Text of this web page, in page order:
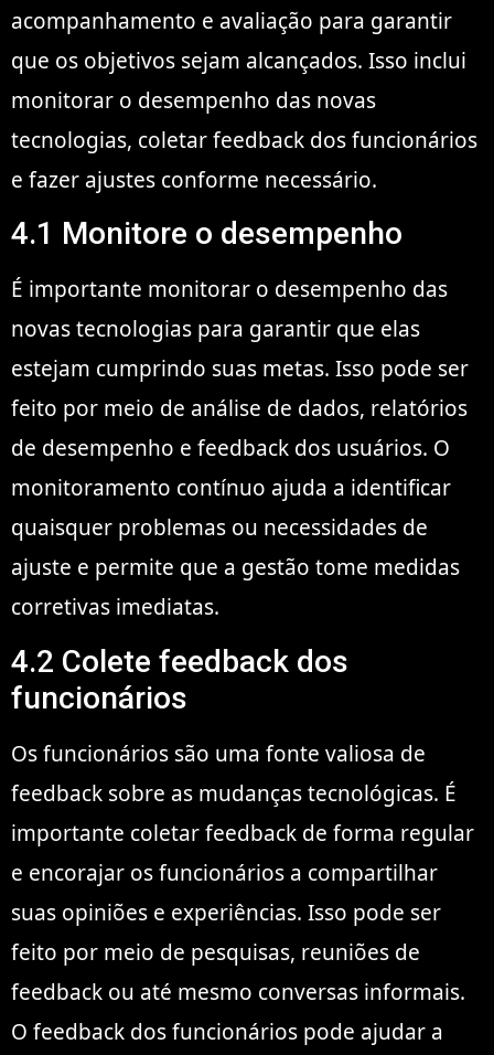
acompanhamento e avaliação para garantir
que os objetivos sejam alcançados. Isso inclui
monitorar o desempenho das novas
tecnologias, coletar feedback dos funcionários
e fazer ajustes conforme necessário.
4.1 Monitore o desempenho
É importante monitorar o desempenho das
novas tecnologias para garantir que elas
estejam cumprindo suas metas. Isso pode ser
feito por meio de análise de dados, relatórios
de desempenho e feedback dos usuários. O
monitoramento contínuo ajuda a identificar
quaisquer problemas ou necessidades de
ajuste e permite que a gestão tome medidas
corretivas imediatas.
4.2 Colete feedback dos
funcionários
Os funcionários são uma fonte valiosa de
feedback sobre as mudanças tecnológicas. É
importante coletar feedback de forma regular
e encorajar os funcionários a compartilhar
suas opiniões e experiências. Isso pode ser
feito por meio de pesquisas, reuniões de
feedback ou até mesmo conversas informais.
O feedback dos funcionários pode ajudar a